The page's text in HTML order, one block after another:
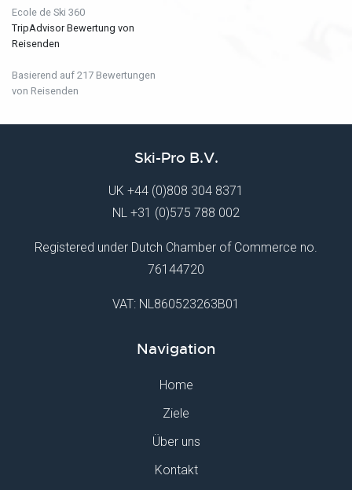
Ecole de Ski 360
TripAdvisor Bewertung von
Reisenden
Basierend auf 217 Bewertungen
von Reisenden
Ski-Pro B.V.
UK +44 (0)808 304 8371
NL +31 (0)575 788 002
Registered under Dutch Chamber of Commerce no.
76144720
VAT: NL860523263B01
Navigation
Home
Ziele
Über uns
Kontakt